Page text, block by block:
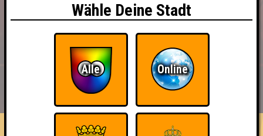
HIGHSCORE RESERVIERUNG
FAQ ÜBER UNS
Wähle Deine Stadt
Alle Online